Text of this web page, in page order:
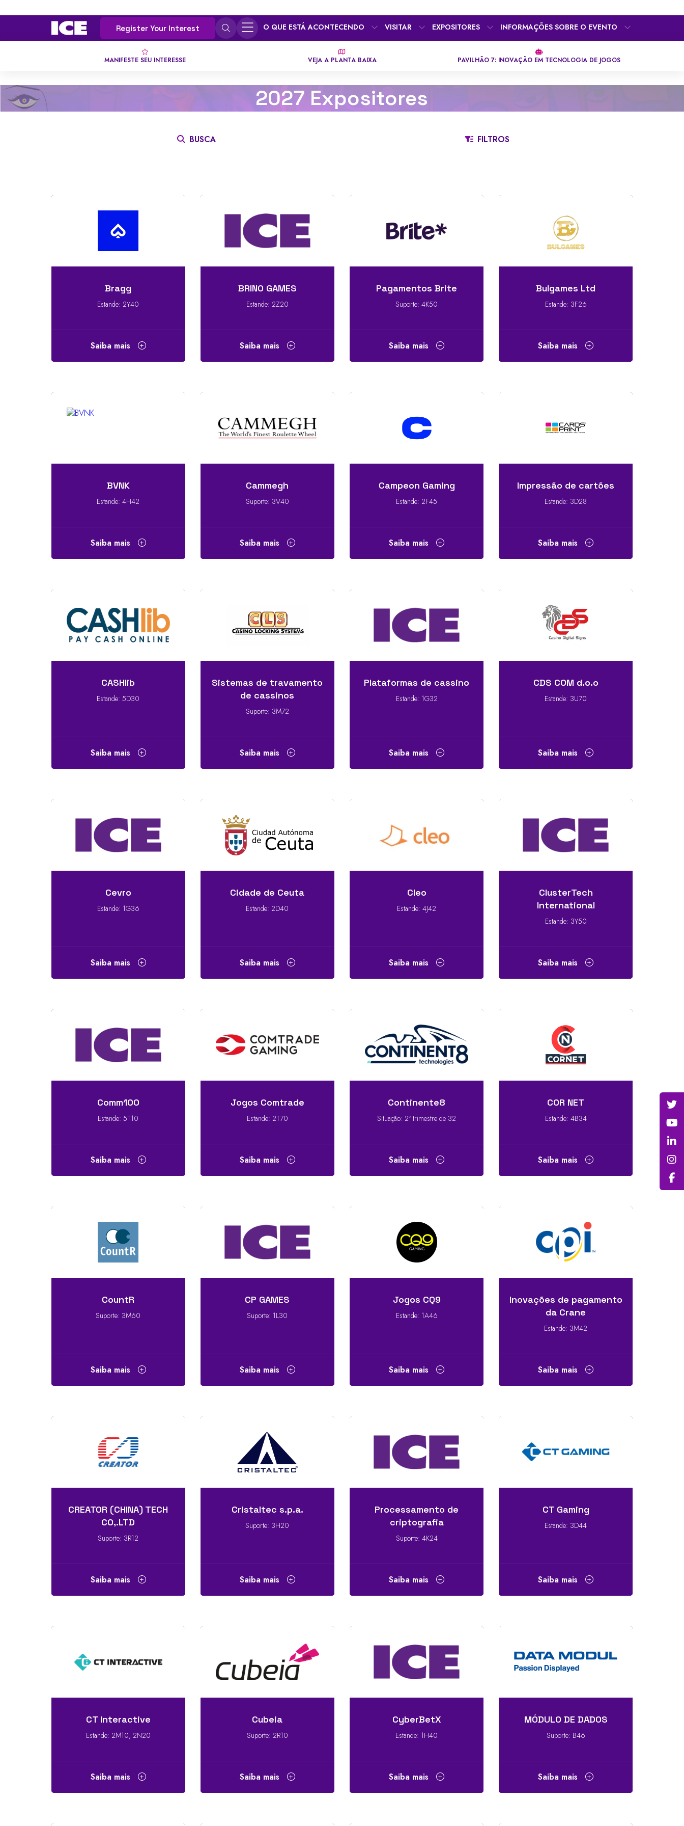
Register Your Interest O QUE ESTÁ ACONTECENDO VISITAR EXPOSITORES INFORMAÇÕES SOBRE O EVENTO
MANIFESTE SEU INTERESSE VEJA A PLANTA BAIXA PAVILHÃO 7: INOVAÇÃO EM TECNOLOGIA DE JOGOS
2027 Expositores
BUSCA FILTROS
Bragg
Estande: 2Y40
Saiba mais
BRINO GAMES
Estande: 2Z20
Saiba mais
Pagamentos Brite
Suporte: 4K50
Saiba mais
Bulgames Ltd
Estande: 3F26
Saiba mais
BVNK
Estande: 4H42
Saiba mais
Cammegh
Suporte: 3V40
Saiba mais
Campeon Gaming
Estande: 2F45
Saiba mais
Impressão de cartões
Estande: 3D28
Saiba mais
CASHlib
Estande: 5D30
Saiba mais
Sistemas de travamento
de cassinos
Suporte: 3M72
Saiba mais
Plataformas de cassino
Estande: 1G32
Saiba mais
CDS COM d.o.o
Estande: 3U70
Saiba mais
Cevro
Estande: 1G36
Saiba mais
Cidade de Ceuta
Estande: 2D40
Saiba mais
Cleo
Estande: 4J42
Saiba mais
ClusterTech
International
Estande: 3Y50
Saiba mais
Comm100
Estande: 5T10
Saiba mais
Jogos Comtrade
Estande: 2T70
Saiba mais
Continente8
Situação: 2º trimestre de 32
Saiba mais
COR NET
Estande: 4B34
Saiba mais
CountR
Suporte: 3M60
Saiba mais
CP GAMES
Suporte: 1L30
Saiba mais
Jogos CQ9
Estande: 1A46
Saiba mais
Inovações de pagamento
da Crane
Estande: 3M42
Saiba mais
CREATOR (CHINA) TECH
CO,.LTD
Suporte: 3R12
Saiba mais
Cristaltec s.p.a.
Suporte: 3H20
Saiba mais
Processamento de
criptografia
Suporte: 4K24
Saiba mais
CT Gaming
Estande: 3D44
Saiba mais
CT Interactive
Estande: 2M10, 2N20
Saiba mais
Cubeia
Suporte: 2R10
Saiba mais
CyberBetX
Estande: 1H40
Saiba mais
MÓDULO DE DADOS
Suporte: B46
Saiba mais